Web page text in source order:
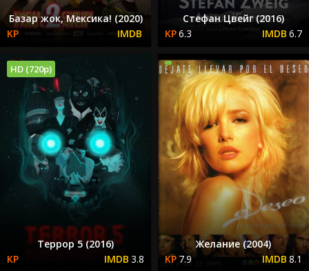
Базар жок, Мексика! (2020)
Стефан Цвейг (2016)
6.3
6.7
HD (720p)
Террор 5 (2016)
3.8
Желание (2004)
7.9
8.1